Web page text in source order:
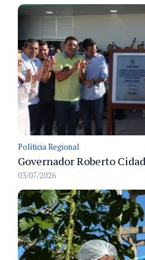
Políticia Regional
03/07/2026